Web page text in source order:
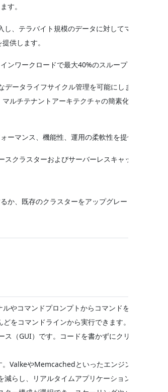
す。
、テラバイト規模のデータに対してマイクロ秒
供します。
ンワークロードで最大40%のスループット向上を
ータライフサイクル管理を可能にします。
ルチテナントアーキテクチャの簡素化やスタンド
マンス、機能性、運用の柔軟性を提供します。
クラスターおよびサーバーレスキャッシュに追
か、既存のクラスターをアップグレードしてくだ
やコマンドプロンプトからコマンドを入力して
をコマンドラインから実行できます。
（GUI）です。コードを書かずにクリック操作で
ValkeやMemcachedといったエンジンをサポー
らし、リアルタイムアプリケーション、セッシ